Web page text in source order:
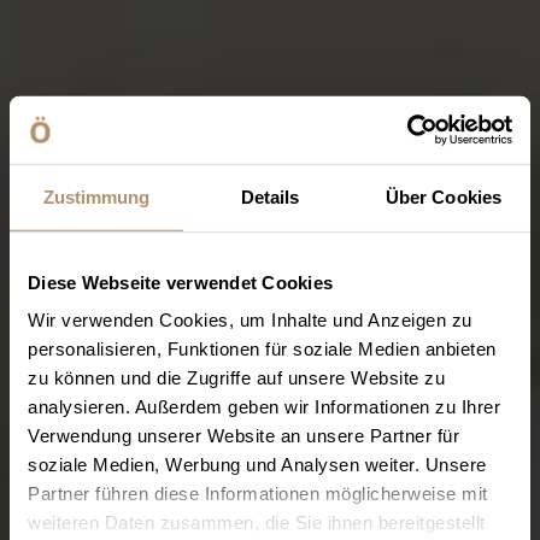
Zustimmung Details Über Cookies
Diese Webseite verwendet Cookies
Wir verwenden Cookies, um Inhalte und Anzeigen zu
personalisieren, Funktionen für soziale Medien anbieten
zu können und die Zugriffe auf unsere Website zu
analysieren. Außerdem geben wir Informationen zu Ihrer
Verwendung unserer Website an unsere Partner für
soziale Medien, Werbung und Analysen weiter. Unsere
Partner führen diese Informationen möglicherweise mit
weiteren Daten zusammen, die Sie ihnen bereitgestellt